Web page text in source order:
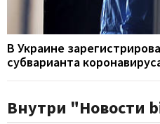
В Украине
субварианта
Внутри "Новости